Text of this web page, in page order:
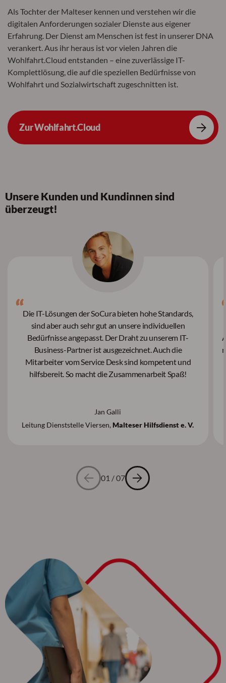
Als Tochter der Malteser kennen und verstehen wir die
digitalen Anforderungen sozialer Dienste aus eigener
Erfahrung. Der Dienst am Menschen ist fest in unserer DNA
verankert. Aus ihr heraus ist vor vielen Jahren die
Wohlfahrt.Cloud entstanden – eine zuverlässige IT-
Komplettlösung, die auf die speziellen Bedürfnisse von
Wohlfahrt und Sozialwirtschaft zugeschnitten ist.
Zur Wohlfahrt.Cloud
Unsere Kunden und Kundinnen sind
überzeugt!
Die IT-Lösungen der SoCura bieten hohe Standards,
sind aber auch sehr gut an unsere individuellen
Bedürfnisse angepasst. Der Draht zu unserem IT-
Business-Partner ist ausgezeichnet. Auch die
Mitarbeiter vom Service Desk sind kompetent und
hilfsbereit. So macht die Zusammenarbeit Spaß!
Jan Galli
Leitung Dienststelle Viersen, Malteser Hilfsdienst e. V.
01 /07